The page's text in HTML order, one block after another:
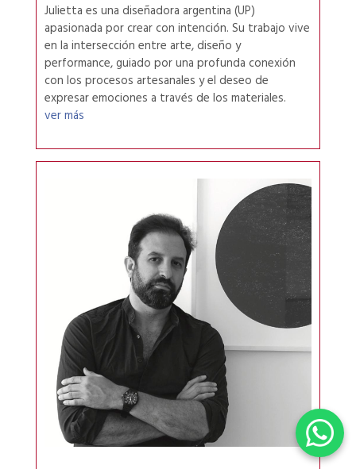
Julietta es una diseñadora argentina (UP)
apasionada por crear con intención. Su trabajo vive
en la intersección entre arte, diseño y
performance, guiado por una profunda conexión
con los procesos artesanales y el deseo de
expresar emociones a través de los materiales.
ver más